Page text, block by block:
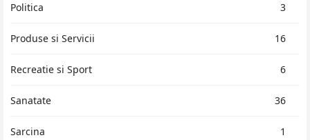
Politica 3
Produse si Servicii 16
Recreatie si Sport 6
Sanatate 36
Sarcina 1